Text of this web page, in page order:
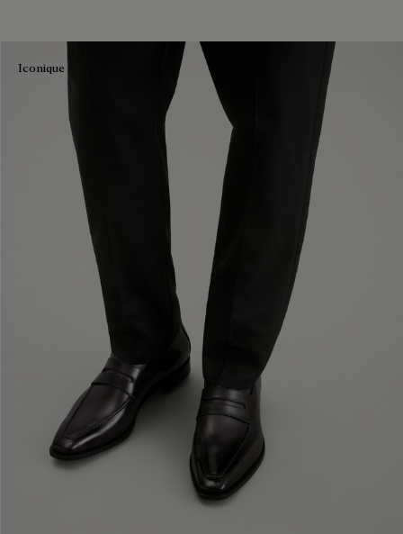
Iconique